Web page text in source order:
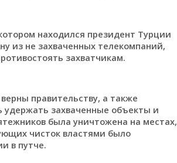
находился президент Турции
из не захваченных телекомпаний,
захватчикам.
правительству, а также
удержать захваченные объекты и
была уничтожена на местах,
чисток властями было
в путче.